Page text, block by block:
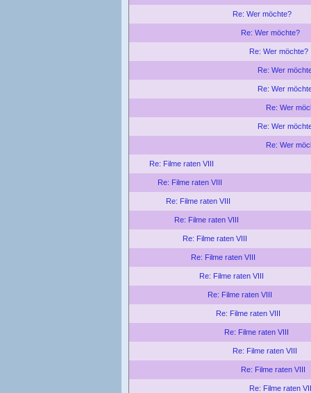
Re: Wer möchte?
Re: Wer möchte?
Re: Wer möchte?
Re: Wer
Re: Wer
Re: Wer
Re: Wer
Re: Wer
Re: Filme raten VIII
Re: Filme raten VIII
Re: Filme raten VIII
Re: Filme raten VIII
Re: Filme raten VIII
Re: Filme raten VIII
Re: Filme raten VIII
Re: Filme raten VIII
Re: Filme raten VIII
Re: Filme raten VIII
Re: Filme raten VIII
Re: Filme raten VIII
Re: Filme raten